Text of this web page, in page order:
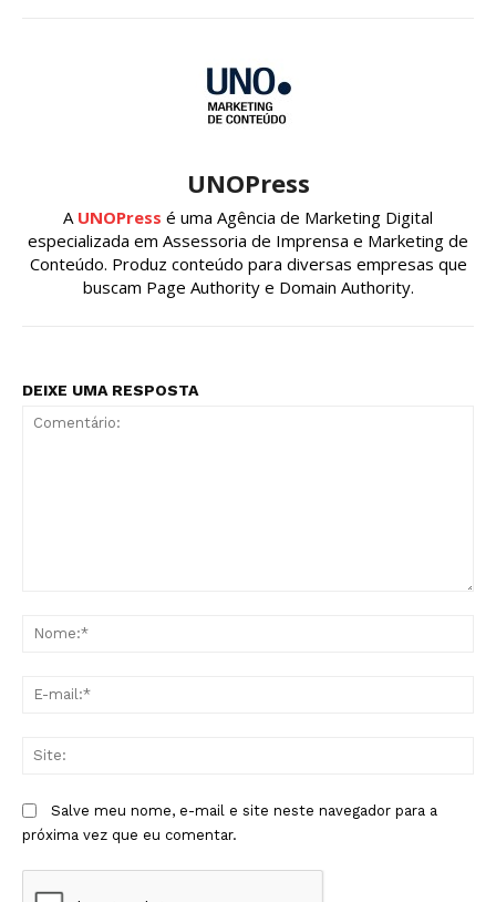
UNOPress
A UNOPress é uma Agência de Marketing Digital
especializada em Assessoria de Imprensa e Marketing de
Conteúdo. Produz conteúdo para diversas empresas que
buscam Page Authority e Domain Authority.
DEIXE UMA RESPOSTA
Salve meu nome, e-mail e site neste navegador para a
próxima vez que eu comentar.